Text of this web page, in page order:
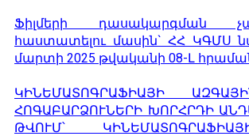
Ֆիլմերի դասակարգման
հաստատելու մասին` ՀՀ ԿԳՄՍ
մարտի 2025 թվականի 08-Լ
ԿԻՆԵՄԱՏՈԳՐԱՖԻԱՅԻ
ՀՈԳԱԲԱՐՁՈՒՆԵՐԻ ԽՈՐՀՐԴԻ
ԹՎՈՒՄ՝